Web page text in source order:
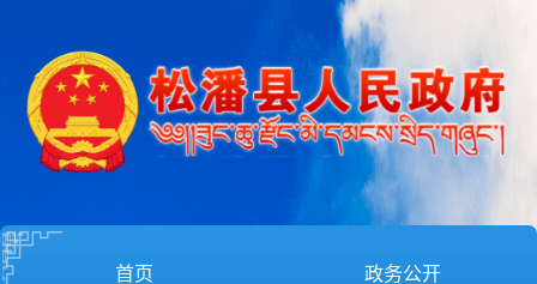
首页 政务公开